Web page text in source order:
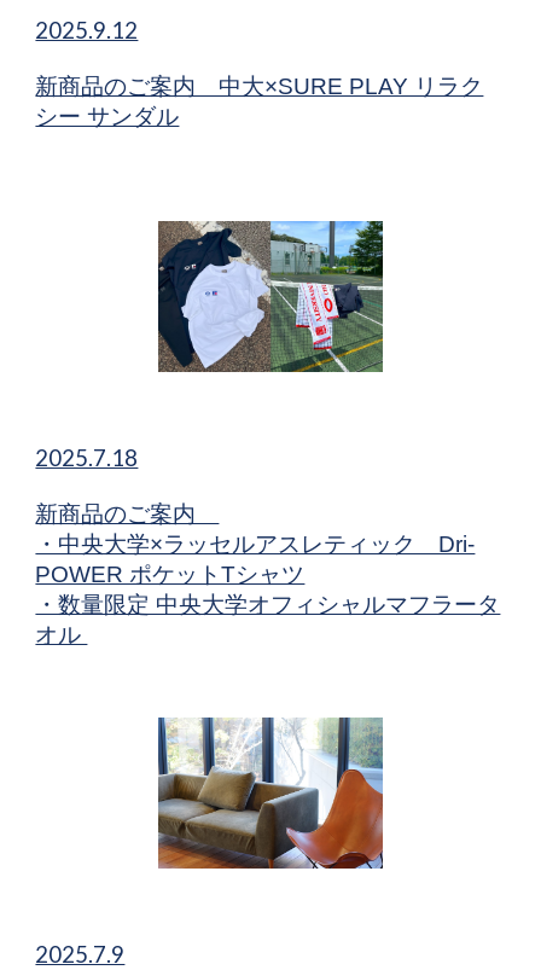
2025.9.12
新商品​のご案内 中大×SURE PLAY リラク
シー サンダル
2025.7.18
新商品​のご案内
・中央大学×ラッセルアスレティック​ Dri-
POWER ポケットTシャツ​
・数量限定 中央大学オフィシャルマフラータ
オル
2025.7.9